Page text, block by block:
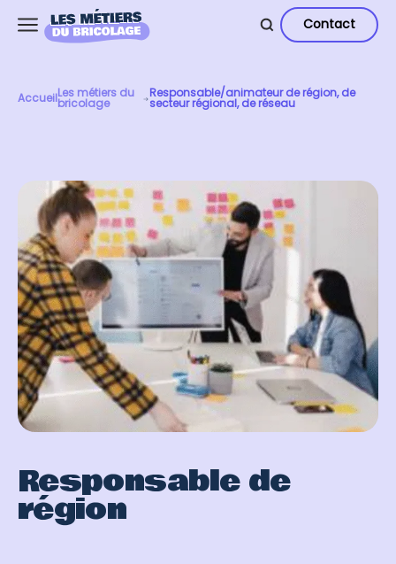
Contact
AccueilLes métiers du
bricolage
Responsable/animateur de région, de
secteur régional, de réseau
Responsable de
région